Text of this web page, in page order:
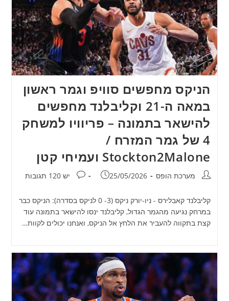
הניקס מחפשים סוויפ וגמר ראשון
במאה ה-21 וקליבלנד מחפשים
להישאר בתמונה – פריוויו למשחק
4 של גמר המזרח /
Stockton2Malone ועמיחי קטן
מחבר:מערכת הופס פורסם:
25/05/2026 תגובות:
יש 120 תגובות
קליבלנד קאבלירס - ניו-יורק ניקס (3- 0 לניקס בסדרה): הניקס כבר
במרחק נגיעה מהגמר הגדול, קליבלנד ינסו להישאר בתמונה עוד
קצת בתקווה להעביר את הלחץ אל הניקס, ואנחנו יכולים לקוות…